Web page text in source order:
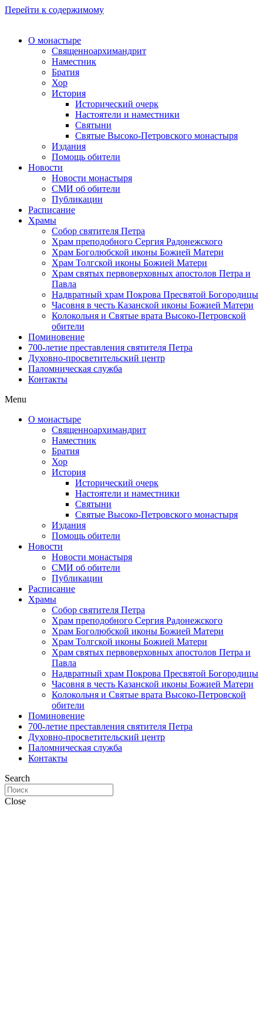
Перейти к содержимому
О монастыре
Священноархимандрит
Наместник
Братия
Хор
История
Исторический очерк
Настоятели и наместники
Святыни
Святые Высоко-Петровского монастыря
Издания
Помощь обители
Новости
Новости монастыря
СМИ об обители
Публикации
Расписание
Храмы
Собор святителя Петра
Храм преподобного Сергия Радонежского
Храм Боголюбской иконы Божией Матери
Храм Толгской иконы Божией Матери
Храм святых первоверховных апостолов Петра и
Павла
Надвратный храм Покрова Пресвятой Богородицы
Часовня в честь Казанской иконы Божией Матери
Колокольня и Святые врата Высоко-Петровской
обители
Поминовение
700-летие преставления святителя Петра
Духовно-просветительский центр
Паломническая служба
Контакты
Menu
О монастыре
Священноархимандрит
Наместник
Братия
Хор
История
Исторический очерк
Настоятели и наместники
Святыни
Святые Высоко-Петровского монастыря
Издания
Помощь обители
Новости
Новости монастыря
СМИ об обители
Публикации
Расписание
Храмы
Собор святителя Петра
Храм преподобного Сергия Радонежского
Храм Боголюбской иконы Божией Матери
Храм Толгской иконы Божией Матери
Храм святых первоверховных апостолов Петра и
Павла
Надвратный храм Покрова Пресвятой Богородицы
Часовня в честь Казанской иконы Божией Матери
Колокольня и Святые врата Высоко-Петровской
обители
Поминовение
700-летие преставления святителя Петра
Духовно-просветительский центр
Паломническая служба
Контакты
Search
Close